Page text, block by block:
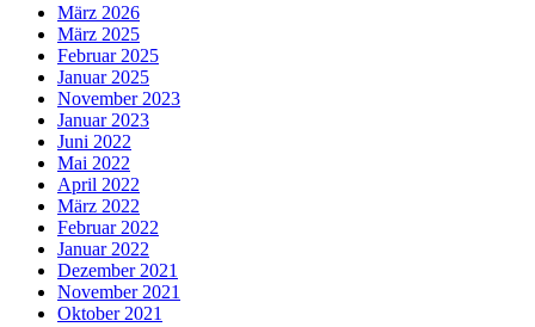
März 2026
März 2025
Februar 2025
Januar 2025
November 2023
Januar 2023
Juni 2022
Mai 2022
April 2022
März 2022
Februar 2022
Januar 2022
Dezember 2021
November 2021
Oktober 2021